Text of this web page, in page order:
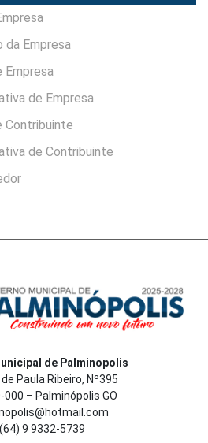
da Empresa
Empresa
de Empresa
Contribuinte
de Contribuinte
de Palminopolis
Paula Ribeiro, Nº395
000 – Palminópolis GO
(64) 9 9332-5739